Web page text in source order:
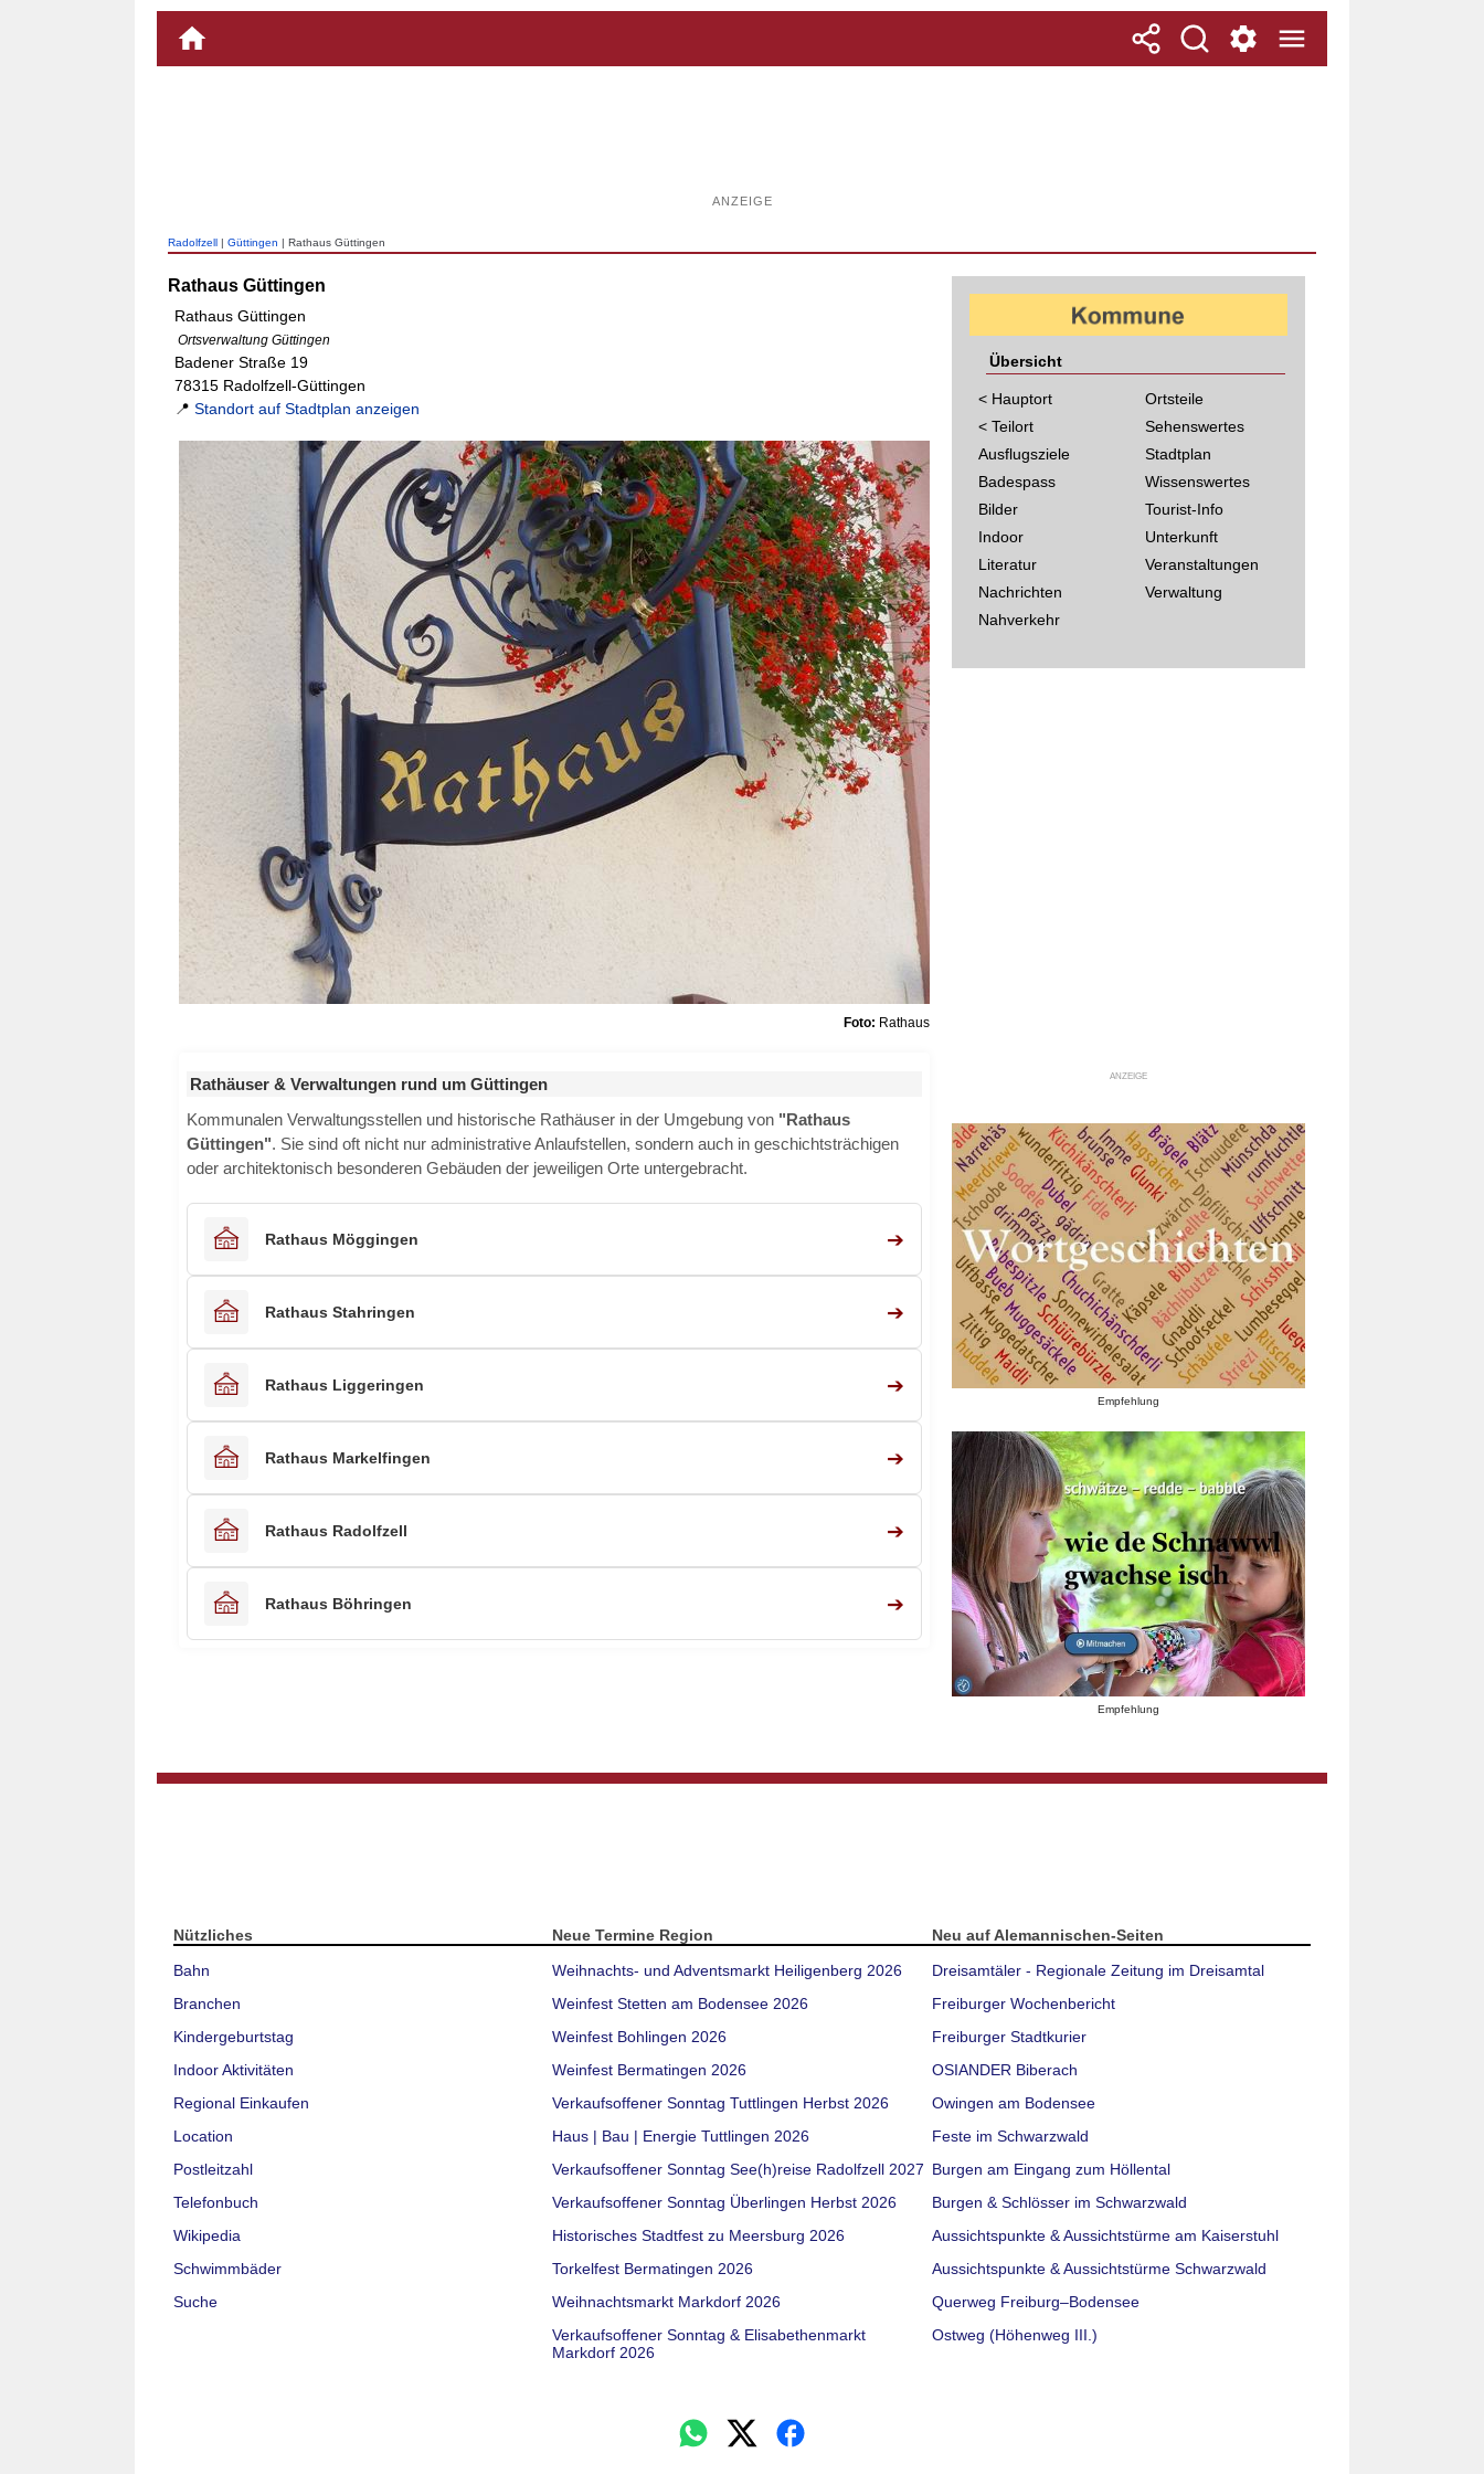
ANZEIGE
Radolfzell | Güttingen | Rathaus Güttingen
Rathaus Güttingen
Rathaus Güttingen
Ortsverwaltung Güttingen
Badener Straße 19
78315 Radolfzell-Güttingen
📍 Standort auf Stadtplan anzeigen
Foto: Rathaus
Rathäuser & Verwaltungen rund um Güttingen
Kommunalen Verwaltungsstellen und historische Rathäuser in der Umgebung von "Rathaus
Güttingen". Sie sind oft nicht nur administrative Anlaufstellen, sondern auch in geschichtsträchigen
oder architektonisch besonderen Gebäuden der jeweiligen Orte untergebracht.
Rathaus Möggingen ➔
Rathaus Stahringen ➔
Rathaus Liggeringen ➔
Rathaus Markelfingen ➔
Rathaus Radolfzell ➔
Rathaus Böhringen ➔
Übersicht
< Hauptort
< Teilort
Ausflugsziele
Badespass
Bilder
Indoor
Literatur
Nachrichten
Nahverkehr
Ortsteile
Sehenswertes
Stadtplan
Wissenswertes
Tourist-Info
Unterkunft
Veranstaltungen
Verwaltung
ANZEIGE
Empfehlung
Empfehlung
Nützliches
Bahn
Branchen
Kindergeburtstag
Indoor Aktivitäten
Regional Einkaufen
Location
Postleitzahl
Telefonbuch
Wikipedia
Schwimmbäder
Suche
Neue Termine Region
Weihnachts- und Adventsmarkt Heiligenberg 2026
Weinfest Stetten am Bodensee 2026
Weinfest Bohlingen 2026
Weinfest Bermatingen 2026
Verkaufsoffener Sonntag Tuttlingen Herbst 2026
Haus | Bau | Energie Tuttlingen 2026
Verkaufsoffener Sonntag See(h)reise Radolfzell 2027
Verkaufsoffener Sonntag Überlingen Herbst 2026
Historisches Stadtfest zu Meersburg 2026
Torkelfest Bermatingen 2026
Weihnachtsmarkt Markdorf 2026
Verkaufsoffener Sonntag & Elisabethenmarkt
Markdorf 2026
Neu auf Alemannischen-Seiten
Dreisamtäler - Regionale Zeitung im Dreisamtal
Freiburger Wochenbericht
Freiburger Stadtkurier
OSIANDER Biberach
Owingen am Bodensee
Feste im Schwarzwald
Burgen am Eingang zum Höllental
Burgen & Schlösser im Schwarzwald
Aussichtspunkte & Aussichtstürme am Kaiserstuhl
Aussichtspunkte & Aussichtstürme Schwarzwald
Querweg Freiburg–Bodensee
Ostweg (Höhenweg III.)